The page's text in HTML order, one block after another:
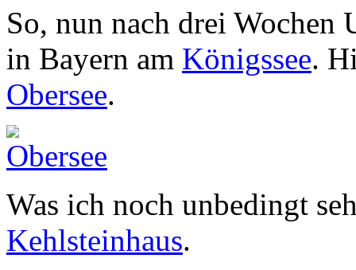
So, nun nach drei
in Bayern am Königssee.
Obersee.
Was ich noch unbedingt
Kehlsteinhaus.